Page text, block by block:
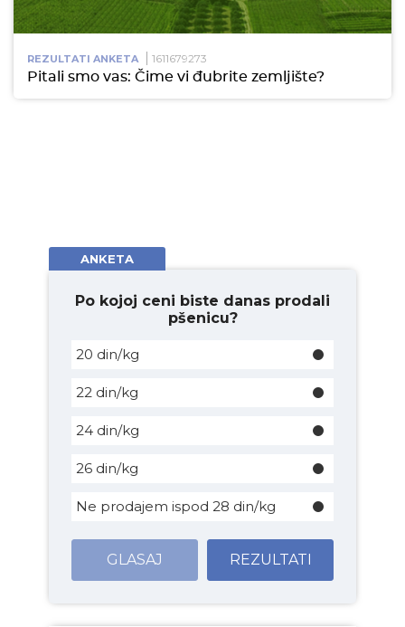
REZULTATI ANKETA 1611679273
Pitali smo vas: Čime vi đubrite zemljište?
ANKETA
Po kojoj ceni biste danas prodali
pšenicu?
20 din/kg
22 din/kg
24 din/kg
26 din/kg
Ne prodajem ispod 28 din/kg
GLASAJ REZULTATI